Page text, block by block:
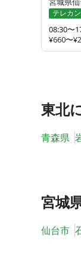
テレカ
08:30〜
¥660〜
東北
青森県
宮城
仙台市